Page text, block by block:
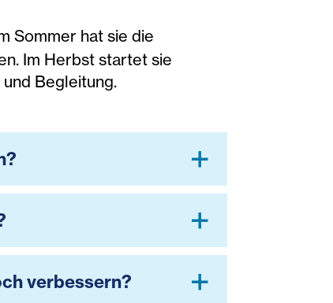
Sommer hat sie die
Im Herbst startet sie
Begleitung.
verbessern?